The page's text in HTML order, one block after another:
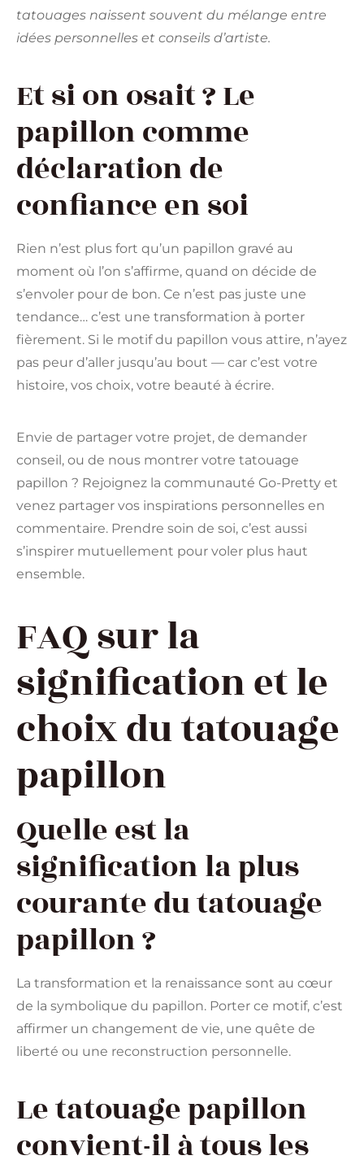
tatouages naissent souvent du mélange entre
idées personnelles et conseils d’artiste.
Et si on osait ? Le
papillon comme
déclaration de
confiance en soi
Rien n’est plus fort qu’un papillon gravé au
moment où l’on s’affirme, quand on décide de
s’envoler pour de bon. Ce n’est pas juste une
tendance… c’est une transformation à porter
fièrement. Si le motif du papillon vous attire, n’ayez
pas peur d’aller jusqu’au bout — car c’est votre
histoire, vos choix, votre beauté à écrire.
Envie de partager votre projet, de demander
conseil, ou de nous montrer votre tatouage
papillon ? Rejoignez la communauté Go-Pretty et
venez partager vos inspirations personnelles en
commentaire. Prendre soin de soi, c’est aussi
s’inspirer mutuellement pour voler plus haut
ensemble.
FAQ sur la
signification et le
choix du tatouage
papillon
Quelle est la
signification la plus
courante du tatouage
papillon ?
La transformation et la renaissance sont au cœur
de la symbolique du papillon. Porter ce motif, c’est
affirmer un changement de vie, une quête de
liberté ou une reconstruction personnelle.
Le tatouage papillon
convient-il à tous les